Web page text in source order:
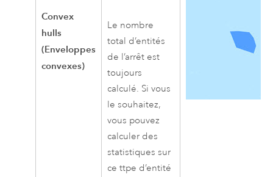
Convex
hulls
(Enveloppes
convexes)
Le nombre
total d’entités
de l’arrêt est
toujours
calculé. Si vous
le souhaitez,
vous pouvez
calculer des
statistiques sur
ce ttpe d’entité